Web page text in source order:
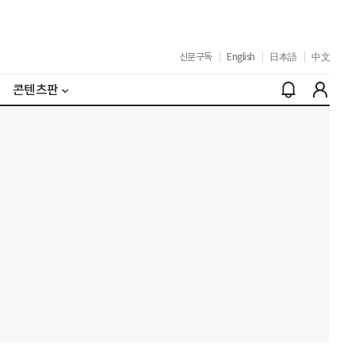
신문구독 English 日本語 中文
콘텐츠판